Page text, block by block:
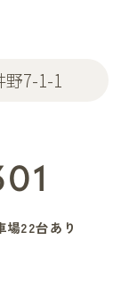
野7-1-1
場22台あり